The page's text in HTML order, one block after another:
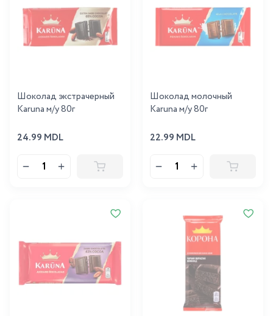
Шоколад экстрачерный
Karuna м/у 80г
24.99 MDL
Шоколад молочный
Karuna м/у 80г
22.99 MDL